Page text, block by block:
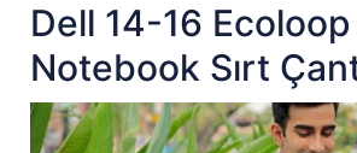
Dell 14-16
Notebook Sırt